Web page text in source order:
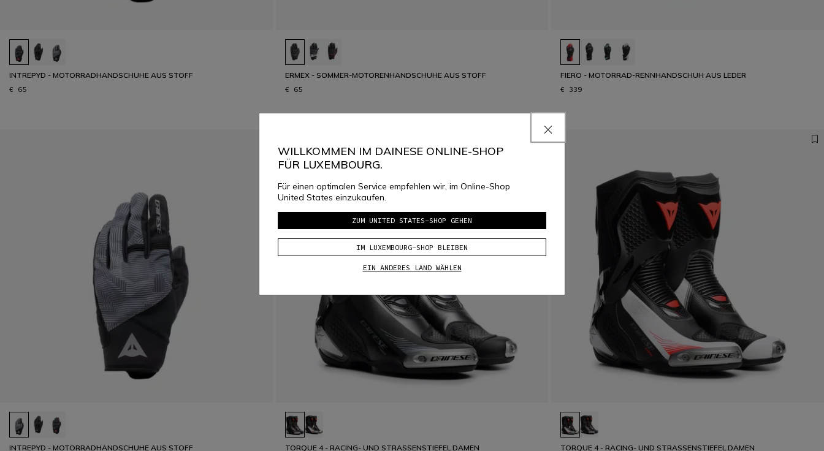
INTREPYD - MOTORRADHANDSCHUHE AUS STOFF
€ 65
ERMEX - SOMMER-MOTORENHANDSCHUHE AUS STOFF
€ 65
FIERO - MOTORRAD-RENNHANDSCHUH AUS LEDER
€ 339
INTREPYD - MOTORRADHANDSCHUHE AUS STOFF
TORQUE 4 - RACING- UND STRASSENSTIEFEL DAMEN
TORQUE 4 - RACING- UND STRASSENSTIEFEL DAMEN
WILLKOMMEN IM DAINESE ONLINE-SHOP
FÜR LUXEMBOURG.
Für einen optimalen Service empfehlen wir, im Online-Shop
United States einzukaufen.
ZUM UNITED STATES-SHOP GEHEN
IM LUXEMBOURG-SHOP BLEIBEN
EIN ANDERES LAND WÄHLEN